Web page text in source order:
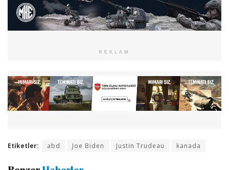
REKLAM
Etiketler: abd Joe Biden Justin Trudeau kanada